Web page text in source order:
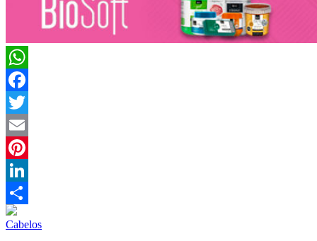
WhatsApp
Facebook
Twitter
Email
Pinterest
LinkedIn
Compartilhar
Cabelos